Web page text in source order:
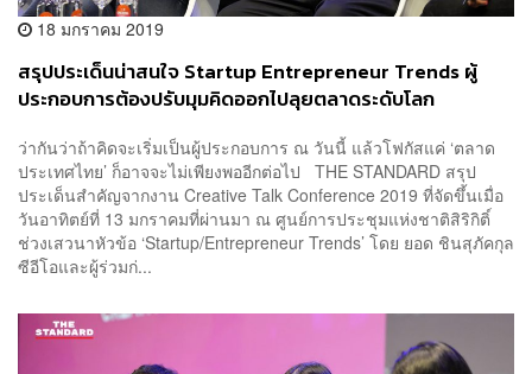
18 มกราคม 2019
สรุปประเด็นน่าสนใจ Startup Entrepreneur Trends ผู้
ประกอบการต้องปรับมุมคิดออกไปลุยตลาดระดับโลก
ว่ากันว่าถ้าคิดจะเริ่มเป็นผู้ประกอบการ​ ณ​ วันนี้ แล้วโฟกัสแค่ ‘ตลาด
ประเทศไทย’ ก็อาจจะไม่เพียงพออีกต่อไป THE STANDARD สรุป
ประเด็นสำคัญจากงาน Creative Talk Conference 2019 ที่จัดขึ้นเมื่อ
วันอาทิตย์ที่ 13 มกราคมที่ผ่านมา ณ ศูนย์การประชุมแห่งชาติสิริกิติ์
ช่วงเสวนาหัวข้อ ‘Startup/Entrepreneur Trends’ โดย ยอด ชินสุภัคกุล
ซีอีโอและผู้ร่วมก่...